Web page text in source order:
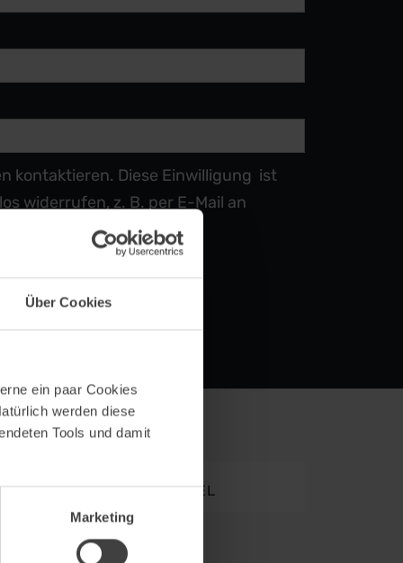
Über Cookies
ein paar Cookies
werden diese
Tools und damit
Marketing
kontaktieren. Diese Einwilligung ist
widerrufen, z. B. per E-Mail an
ZUM GEWINNSPIEL